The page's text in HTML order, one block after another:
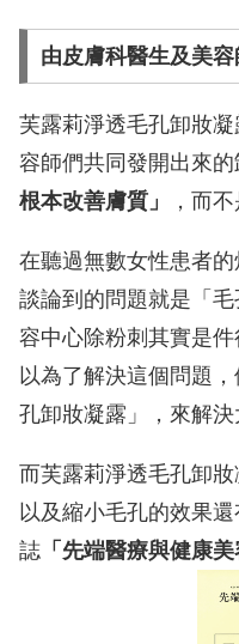
由皮膚科醫生及美
芙露莉淨透毛孔卸妝
容師們共同發開出來
根本改善膚質」
，而
在聽過無數女性患者
談論到的問題就是「
容中心除粉刺其實是
以為了解決這個問題
孔卸妝凝露」，來解決
而芙露莉淨透毛孔卸
以及縮小毛孔的效果
誌 「先端醫療與健康美